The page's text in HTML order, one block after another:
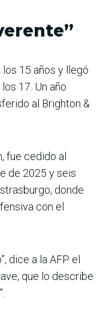
15 años y llegó
17. Un año
al Brighton &
fue cedido al
de 2025 y seis
donde
con el
dice a la AFP el
que lo describe